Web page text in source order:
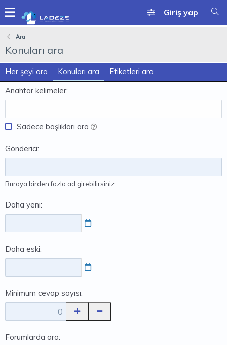
Giriş yap
Ara
Konuları ara
Her şeyi ara Konuları ara Etiketleri ara
Anahtar kelimeler
Sadece başlıkları ara
Gönderici
Buraya birden fazla ad girebilirsiniz.
Daha yeni
Daha eski
Minimum cevap sayısı
Forumlarda ara